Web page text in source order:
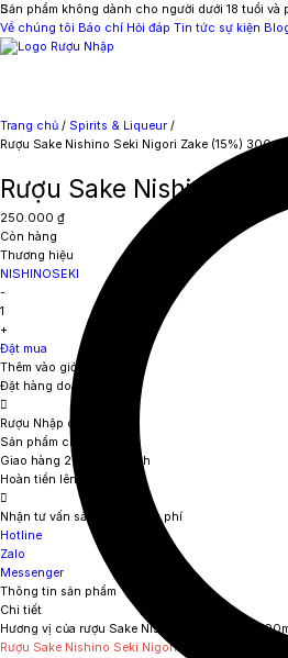
Sản phẩm không dành cho người dưới 18 tuổi và
Về chúng tôi Báo chí Hỏi đáp Tin tức sự kiện
Trang chủ / Spirits & Liqueur /
Rượu Sake Nishino Seki Nigori Zake (15%) 300ml
Rượu Sake Nishino
250.000 ₫
Còn hàng
Thương hiệu
NISHINOSEKI
-
1
+
Đặt mua
Thêm vào giỏ hàng
Đặt hàng doanh nghiệp
Rượu Nhập cam kết
Sản phẩm chính hãng
Giao hàng 2 giờ nội thành
Hoàn tiền lên đến 111%
Nhận tư vấn sản phẩm miễn phí
Hotline
Zalo
Messenger
Thông tin sản phẩm
Chi tiết
Hương vị của rượu Sake Nishino Seki Nigori
Rượu Sake Nishino Seki Nigori Zake 300ml
là